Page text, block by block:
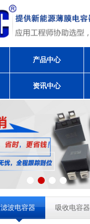
产品中心
资讯中心
滤波电容器 吸收电容器